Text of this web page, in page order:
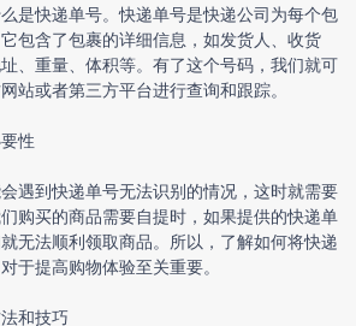
是快递单号。快递单号是快递公司为每个包
包含了包裹的详细信息，如发货人、收货
、重量、体积等。有了这个号码，我们就可
站或者第三方平台进行查询和跟踪。
性
遇到快递单号无法识别的情况，这时就需要
购买的商品需要自提时，如果提供的快递单
无法顺利领取商品。所以，了解如何将快递
于提高购物体验至关重要。
和技巧